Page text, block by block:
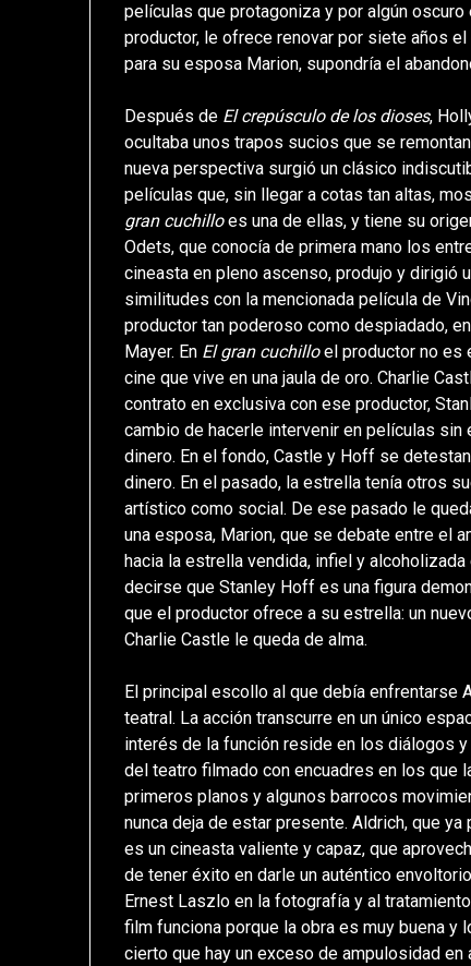
películas que protagoniza y por algún
productor, le ofrece renovar por siete años
para su esposa Marion, supondría el
Después de El crepúsculo de los dioses,
ocultaba unos trapos sucios que se
nueva perspectiva surgió un clásico
películas que, sin llegar a cotas tan altas,
gran cuchilloes una de ellas, y tiene su
Odets, que conocía de primera mano los
cineasta en pleno ascenso, produjo y dirigió
similitudes con la mencionada película de
productor tan poderoso como despiadado,
Mayer. En El gran cuchilloel productor no es
cine que vive en una jaula de oro. Charlie
contrato en exclusiva con ese productor,
cambio de hacerle intervenir en películas
dinero. En el fondo, Castle y Hoff se
dinero. En el pasado, la estrella tenía otros
artístico como social. De ese pasado le
una esposa, Marion, que se debate entre el
hacia la estrella vendida, infiel y
decirse que Stanley Hoff es una figura
que el productor ofrece a su estrella: un
Charlie Castle le queda de alma.
El principal escollo al que debía enfrentarse
teatral. La acción transcurre en un único
interés de la función reside en los diálogos
del teatro filmado con encuadres en los que
primeros planos y algunos barrocos
nunca deja de estar presente. Aldrich, que
es un cineasta valiente y capaz, que
de tener éxito en darle un auténtico
Ernest Laszlo en la fotografía y al
film funciona porque la obra es muy buena
cierto que hay un exceso de ampulosidad